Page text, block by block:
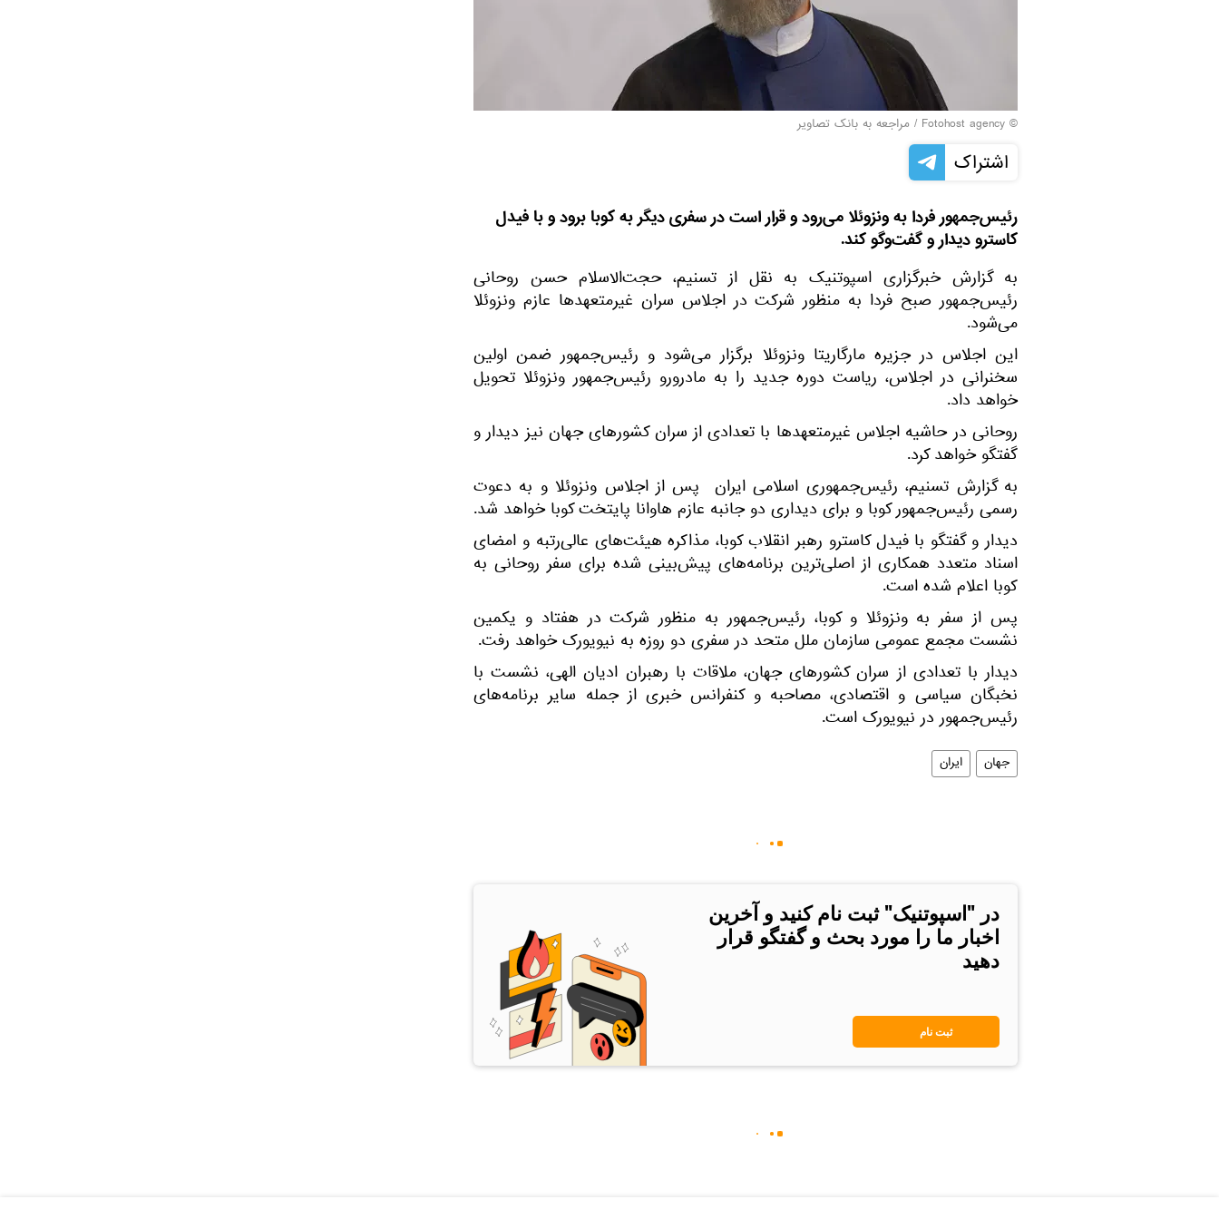
© Fotohost agency
/ مراجعه به بانک تصاویر
اشتراک
رئیس‌جمهور فردا به ونزوئلا می‌رود و قرار است در سفری دیگر به کوبا برود و با فیدل
کاسترو دیدار و گفت‌و‌گو کند.
به گزارش خبرگزاری اسپوتنیک به نقل از تسنیم، حجت‌الاسلام حسن روحانی
رئیس‌جمهور صبح فردا به منظور شرکت در اجلاس سران غیرمتعهدها عازم ونزوئلا
می‌شود.
این اجلاس در جزیره مارگاریتا ونزوئلا برگزار می‌شود و رئیس‌جمهور ضمن اولین
سخنرانی در اجلاس، ریاست دوره جدید را به مادرورو رئیس‌جمهور ونزوئلا تحویل
خواهد داد.
روحانی در حاشیه اجلاس غیرمتعهدها با تعدادی از سران کشورهای جهان نیز دیدار و
گفتگو خواهد کرد.
به گزارش تسنیم، رئیس‌جمهوری اسلامی ایران پس از اجلاس ونزوئلا و به دعوت
رسمی رئیس‌جمهور کوبا و برای دیداری دو جانبه عازم هاوانا پایتخت کوبا خواهد شد.
دیدار و گفتگو با فیدل کاسترو رهبر انقلاب کوبا، مذاکره هیئت‌های عالی‌رتبه و امضای
اسناد متعدد همکاری از اصلی‌ترین برنامه‌های پیش‌بینی شده برای سفر روحانی به
کوبا اعلام شده است.
پس از سفر به ونزوئلا و کوبا، رئیس‌جمهور به منظور شرکت در هفتاد و یکمین
نشست مجمع عمومی سازمان ملل متحد در سفری دو روزه به نیویورک خواهد رفت.
دیدار با تعدادی از سران کشورهای جهان، ملاقات با رهبران ادیان الهی، نشست با
نخبگان سیاسی و اقتصادی، مصاحبه و کنفرانس خبری از جمله سایر برنامه‌های
رئیس‌جمهور در نیویورک است.
جهان ایران
در "اسپوتنیک" ثبت نام کنید و آخرین
اخبار ما را مورد بحث و گفتگو قرار
دهید
ثبت نام